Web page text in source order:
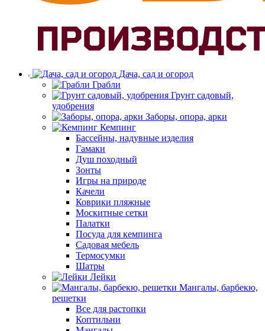
Дача, сад и огород
Грабли
Грунт садовый,
удобрения
Заборы, опора, арки
Кемпинг
Бассейны, надувные изделия
Гамаки
Душ походный
Зонты
Игры на природе
Качели
Коврики пляжные
Москитные сетки
Палатки
Посуда для кемпинга
Садовая мебель
Термосумки
Шатры
Лейки
Мангалы, барбекю,
решетки
Все для растопки
Коптильни